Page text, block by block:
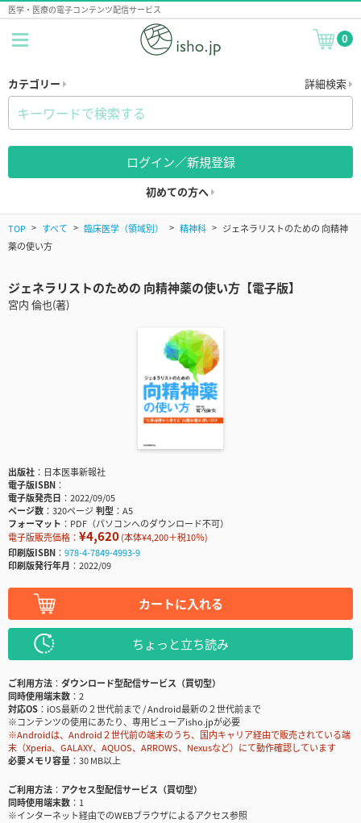
医学・医療の電子コンテンツ配信サービス
0
カテゴリー 詳細検索
ログイン／新規登録
初めての方へ
TOP すべて 臨床医学（領域別） 精神科
ジェネラリストのための 向精神
薬の使い方
ジェネラリストのための 向精神薬の使い方【電子版】
宮内 倫也(著)
出版社
日本医事新報社
電子版ISBN
電子版発売日
2022/09/05
ページ数
320ページ判型
A5
フォーマット
PDF（パソコンへのダウンロード不可）
電子版販売価格： ¥4,620(本体¥4,200＋税10％)
印刷版ISBN
978-4-7849-4993-9
印刷版発行年月
2022/09
カートに入れる
ちょっと立ち読み
ご利用方法
ダウンロード型配信サービス（買切型）
同時使用端末数
2
対応OS
iOS最新の２世代前まで / Android最新の２世代前まで
※コンテンツの使用にあたり、専用ビューアisho.jpが必要
※Androidは、Android２世代前の端末のうち、国内キャリア経由で販売されている端
末（Xperia、GALAXY、AQUOS、ARROWS、Nexusなど）にて動作確認しています
必要メモリ容量
30 MB以上
ご利用方法
アクセス型配信サービス（買切型）
同時使用端末数
1
※インターネット経由でのWEBブラウザによるアクセス参照